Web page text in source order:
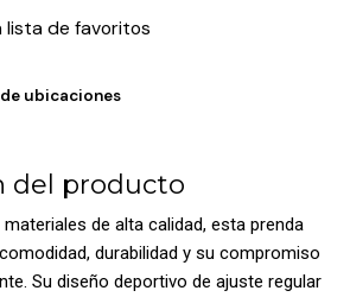
lista de favoritos
ubicaciones
del producto
de alta calidad, esta prenda
durabilidad y su compromiso
Su diseño deportivo de ajuste regular